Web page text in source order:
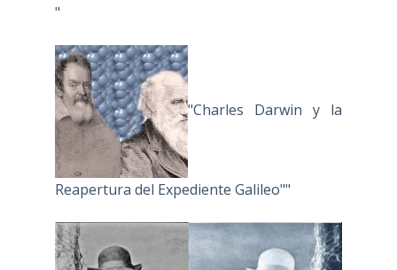
"
"Charles Darwin y la
Reapertura del Expediente Galileo""